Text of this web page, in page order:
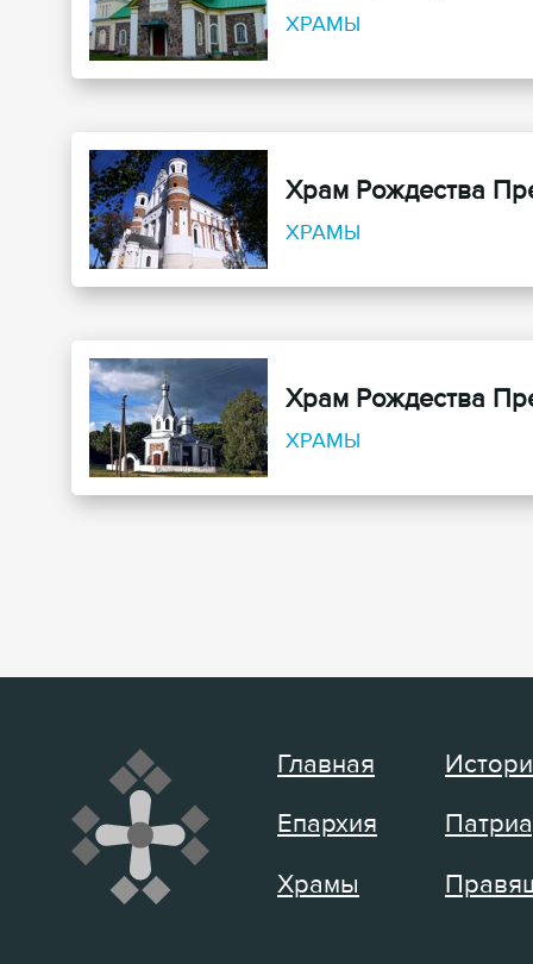
ХРАМЫ
Храм Рождества
ХРАМЫ
Храм Рождества
ХРАМЫ
Главная
Епархия
Храмы